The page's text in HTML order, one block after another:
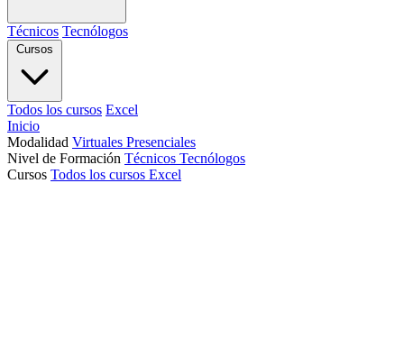
Técnicos Tecnólogos
Todos los cursos Excel
Inicio
Modalidad Virtuales Presenciales
Nivel de Formación Técnicos Tecnólogos
Cursos Todos los cursos Excel